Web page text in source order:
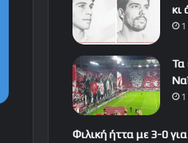
κι
Τα
Φιλική ήττα με 3-0